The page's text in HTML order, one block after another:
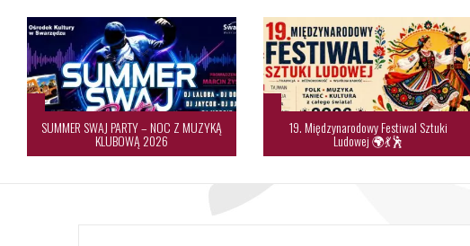
SUMMER SWAJ PARTY – NOC Z MUZYKĄ
KLUBOWĄ 2026
19. Międzynarodowy Festiwal Sztuki
Ludowej 🌍💃🕺